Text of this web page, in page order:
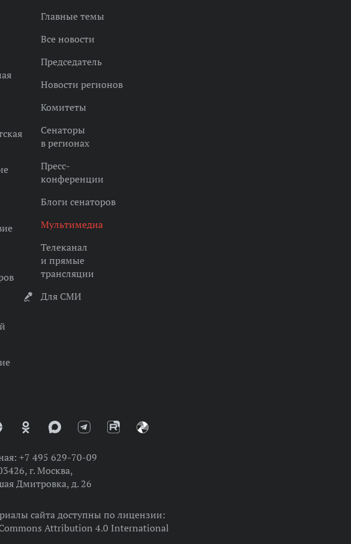
Главные темы
Все новости
Председатель
Новости регионов
Комитеты
Сенаторы
в регионах
Пресс-
конференции
Блоги сенаторов
Мультимедиа
Телеканал
и прямые
трансляции
Для СМИ
+7 495 629-70-09
г. Москва,
Дмитровка, д. 26
сайта доступны по лицензии:
Attribution 4.0 International